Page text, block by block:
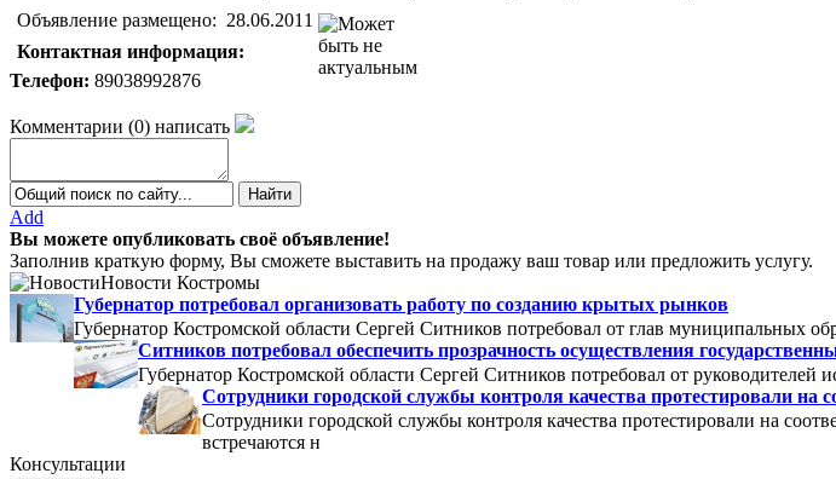
Объявление размещено: 28.06.2011
Контактная информация:
Телефон: 89038992876
Комментарии (0) написать
Add
Вы можете опубликовать своё объявление!
Заполнив краткую форму, Вы сможете выставить на продажу ваш товар или предложить услугу.
Новости Костромы
Губернатор потребовал организовать работу по созданию крытых рынков
Губернатор Костромской области Сергей Ситников потребовал от глав муниципальных
Ситников потребовал обеспечить прозрачность осуществления
Губернатор Костромской области Сергей Ситников потребовал от руководителей
Сотрудники городской службы контроля качества протестировали
Сотрудники городской службы контроля качества протестировали на
встречаются н
Консультации